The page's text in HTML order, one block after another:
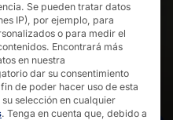
en los
Se pueden tratar datos
IP), por ejemplo, para
o para medir el
Encontrará más
en nuestra
dar su consentimiento
de poder hacer uso de esta
selección en cualquier
. Tenga en cuenta que, debido a